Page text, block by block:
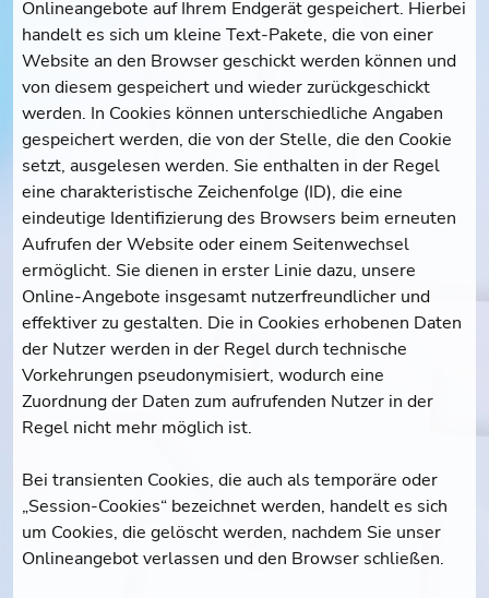
Onlineangebote auf Ihrem Endgerät gespeichert. Hierbei
handelt es sich um kleine Text-Pakete, die von einer
Website an den Browser geschickt werden können und
von diesem gespeichert und wieder zurückgeschickt
werden. In Cookies können unterschiedliche Angaben
gespeichert werden, die von der Stelle, die den Cookie
setzt, ausgelesen werden. Sie enthalten in der Regel
eine charakteristische Zeichenfolge (ID), die eine
eindeutige Identifizierung des Browsers beim erneuten
Aufrufen der Website oder einem Seitenwechsel
ermöglicht. Sie dienen in erster Linie dazu, unsere
Online-Angebote insgesamt nutzerfreundlicher und
effektiver zu gestalten. Die in Cookies erhobenen Daten
der Nutzer werden in der Regel durch technische
Vorkehrungen pseudonymisiert, wodurch eine
Zuordnung der Daten zum aufrufenden Nutzer in der
Regel nicht mehr möglich ist.
Bei transienten Cookies, die auch als temporäre oder
„Session-Cookies“ bezeichnet werden, handelt es sich
um Cookies, die gelöscht werden, nachdem Sie unser
Onlineangebot verlassen und den Browser schließen.